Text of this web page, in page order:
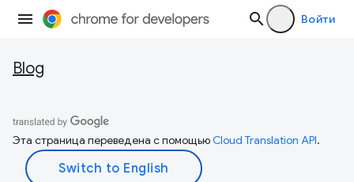
Войти
Blog
Эта страница переведена с помощьюCloud Translation API.